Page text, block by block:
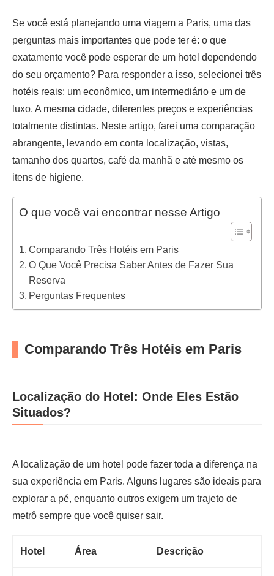
Se você está planejando uma viagem a Paris, uma das
perguntas mais importantes que pode ter é: o que
exatamente você pode esperar de um hotel dependendo
do seu orçamento? Para responder a isso, selecionei três
hotéis reais: um econômico, um intermediário e um de
luxo. A mesma cidade, diferentes preços e experiências
totalmente distintas. Neste artigo, farei uma comparação
abrangente, levando em conta localização, vistas,
tamanho dos quartos, café da manhã e até mesmo os
itens de higiene.
O que você vai encontrar nesse Artigo
Comparando Três Hotéis em Paris
O Que Você Precisa Saber Antes de Fazer Sua
Reserva
Perguntas Frequentes
Comparando Três Hotéis em Paris
Localização do Hotel: Onde Eles Estão
Situados?
A localização de um hotel pode fazer toda a diferença na
sua experiência em Paris. Alguns lugares são ideais para
explorar a pé, enquanto outros exigem um trajeto de
metrô sempre que você quiser sair.
Hotel Área Descrição